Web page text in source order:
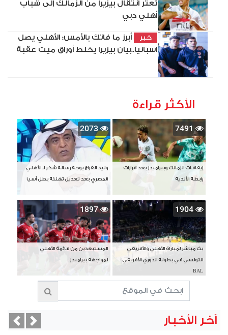
تعثر انتقال بيزيرا من الزمالك إلى شباب
أهلي دبي
خبر
أبرز ما فاتك بالأمس: الأهلي يصل
اسبانيا..بيان بيزيرا يخلط أوراق ميت عقبة
الأكثر قراءة
7491
إيقافات الزمالك وبيراميدز بعد قرارات
رابطة الأندية
2073
وليد الفراج يوجه رسالة شكر لـ الأهلي
المصري بعد تعديل تهنئة بطل آسيا
1904
بث مباشر لمباراة الأهلي والأفريقي
التونسي في بطولة الدوري الأفريقي
BAL
1897
المستبعدين من قائمة الأهلي
لمواجهة بيراميدز
آخر الأخبار Next